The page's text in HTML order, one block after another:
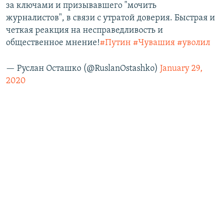
за ключами и призывавшего "мочить
журналистов", в связи с утратой доверия. Быстрая и
четкая реакция на несправедливость и
общественное мнение!#Путин #Чувашия #уволил
— Руслан Осташко (@RuslanOstashko) January 29,
2020